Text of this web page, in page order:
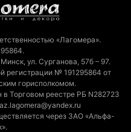
«Лагомера».
ул. Сурганова, 57б – 97.
регистрации № 191295864 от
горисполкомом.
в Торговом реестре РБ N282723
через ЗАО «Альфа-